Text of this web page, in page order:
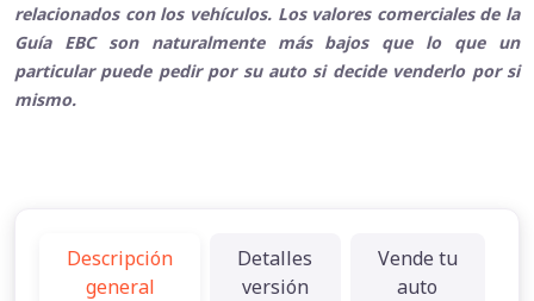
relacionados con los vehículos. Los valores comerciales de la
Guía EBC son naturalmente más bajos que lo que un
particular puede pedir por su auto si decide venderlo por si
mismo.
Descripción
general
Detalles
versión
Vende tu
auto